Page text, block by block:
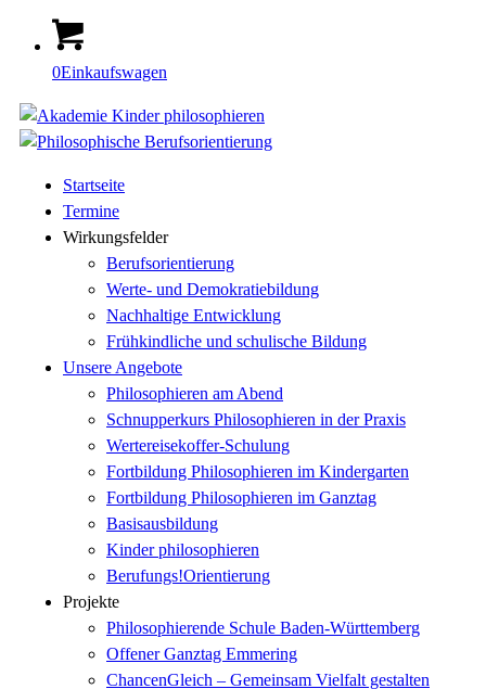
0Einkaufswagen
Startseite
Termine
Wirkungsfelder
Berufsorientierung
Werte- und Demokratiebildung
Nachhaltige Entwicklung
Frühkindliche und schulische Bildung
Unsere Angebote
Philosophieren am Abend
Schnupperkurs Philosophieren in der Praxis
Wertereisekoffer-Schulung
Fortbildung Philosophieren im Kindergarten
Fortbildung Philosophieren im Ganztag
Basisausbildung
Kinder philosophieren
Berufungs!Orientierung
Projekte
Philosophierende Schule Baden-Württemberg
Offener Ganztag Emmering
ChancenGleich – Gemeinsam Vielfalt gestalten